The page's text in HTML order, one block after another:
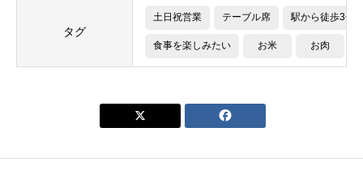
タグ
土日祝営業 テーブル席 駅から徒歩3分
食事を楽しみたい お米 お肉
 